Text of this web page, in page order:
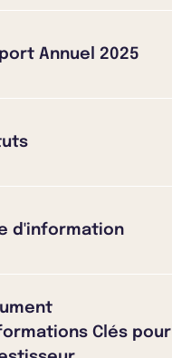
Annuel 2025
d'information
Clés pour